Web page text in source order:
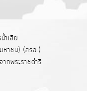
ำเสีย
หาชน) (สรอ.)
กพระราชดำริ